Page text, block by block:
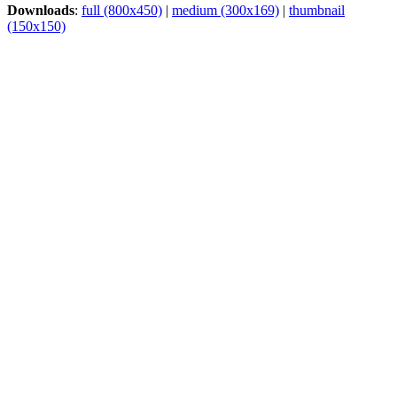
Downloads: full (800x450) | medium (300x169) | thumbnail
(150x150)